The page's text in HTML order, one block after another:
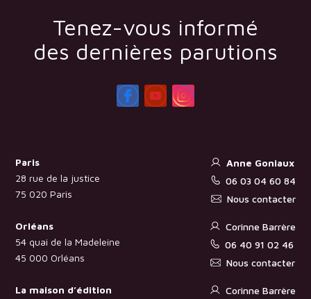
Tenez-vous informé
des dernières parutions
Paris
28 rue de la justice
75 020 Paris
Anne Goniaux
06 03 04 60 84
Nous contacter
Orléans
54 quai de la Madeleine
45 000 Orléans
Corinne Barrère
06 40 91 02 46
Nous contacter
La maison d’édition
Corinne Barrère